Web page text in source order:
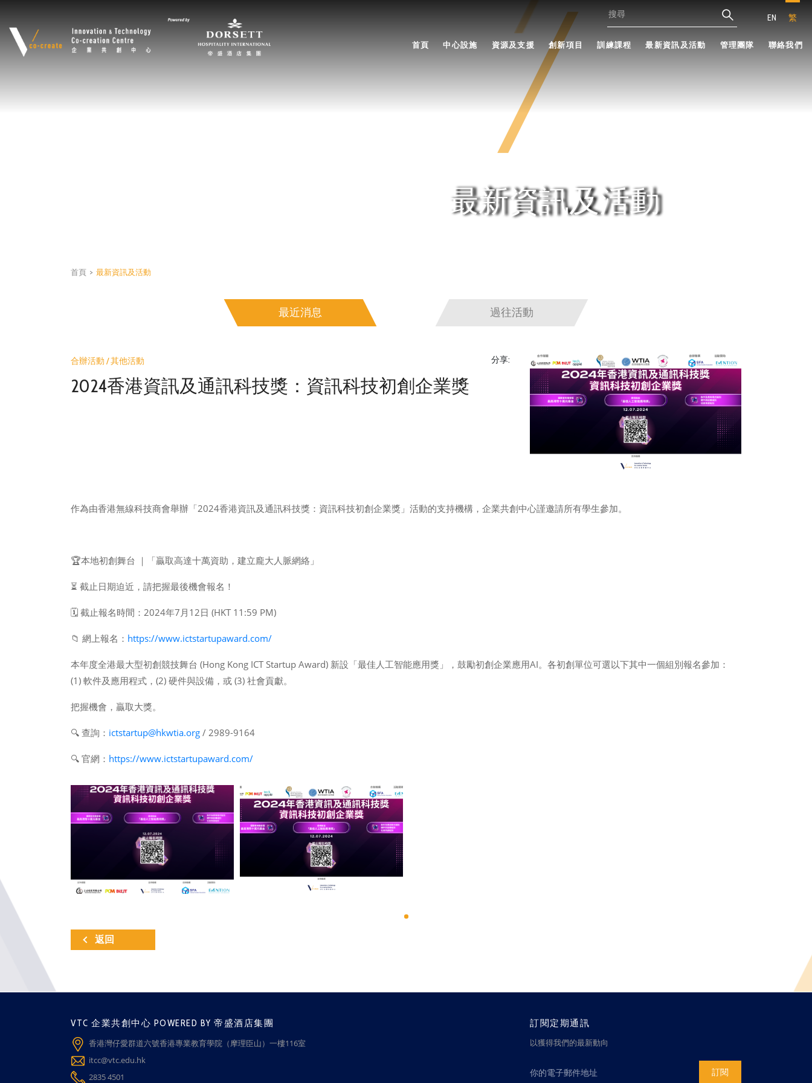
EN 繁
首頁 中心設施 資源及支援 創新項目 訓練課程 最新資訊及活動 管理團隊 聯絡我們
最新資訊及活動
首頁 > 最新資訊及活動
最近消息 過往活動
合辦活動 / 其他活動 分享:
2024香港資訊及通訊科技獎：資訊科技初創企業獎
作為由香港無線科技商會舉辦「2024香港資訊及通訊科技獎：資訊科技初創企業獎」活動的支持機構，企業共創中心謹邀請所有學生參加。
🏆本地初創舞台 ｜「贏取高達十萬資助，建立龐大人脈網絡」
⏳ 截止日期迫近，請把握最後機會報名！
🗓 截止報名時間：2024年7月12日 (HKT 11:59 PM)
📁 網上報名： https://www.ictstartupaward.com/
本年度全港最大型初創競技舞台 (Hong Kong ICT Startup Award) 新設「最佳人工智能應用獎」，鼓勵初創企業應用AI。各初創單位可選以下其中一個組別報名參加：
(1) 軟件及應用程式，(2) 硬件與設備，或 (3) 社會貢獻。
把握機會，贏取大獎。
🔍 查詢： ictstartup@hkwtia.org / 2989-9164
🔍 官網： https://www.ictstartupaward.com/
返回
訂閱定期通訊
以獲得我們的最新動向
訂閱
VTC 企業共創中心 POWERED BY 帝盛酒店集團
香港灣仔愛群道六號香港專業教育學院（摩理臣山）一樓116室
itcc@vtc.edu.hk
2835 4501